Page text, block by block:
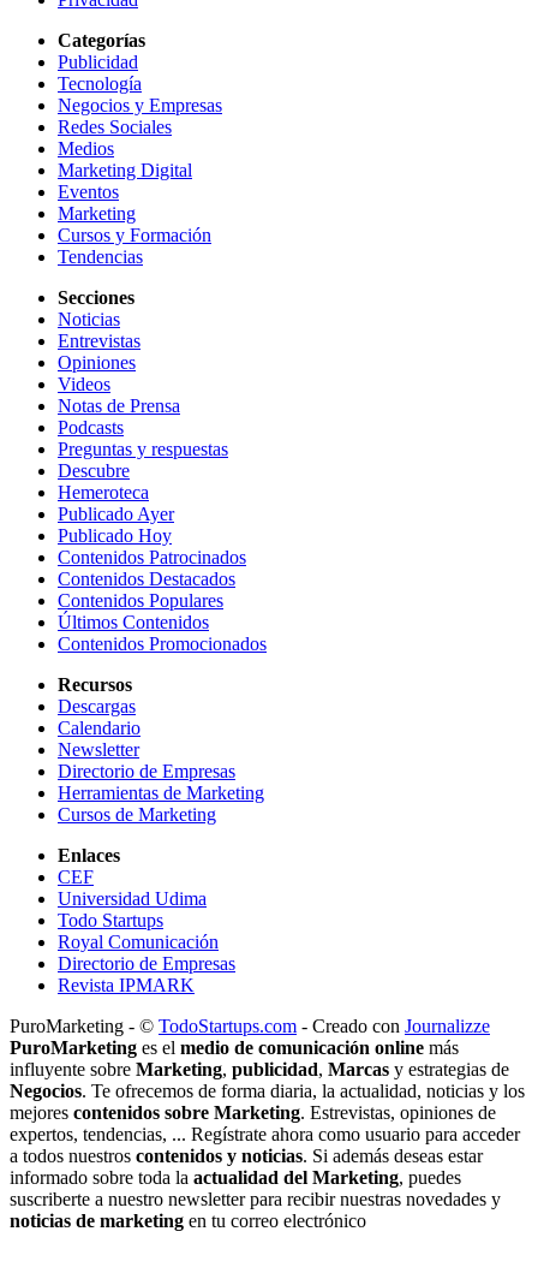
Categorías
Publicidad
Tecnología
Negocios y Empresas
Redes Sociales
Medios
Marketing Digital
Eventos
Marketing
Cursos y Formación
Tendencias
Secciones
Noticias
Entrevistas
Opiniones
Videos
Notas de Prensa
Podcasts
Preguntas y respuestas
Descubre
Hemeroteca
Publicado Ayer
Publicado Hoy
Contenidos Patrocinados
Contenidos Destacados
Contenidos Populares
Últimos Contenidos
Contenidos Promocionados
Recursos
Descargas
Calendario
Newsletter
Directorio de Empresas
Herramientas de Marketing
Cursos de Marketing
Enlaces
CEF
Universidad Udima
Todo Startups
Royal Comunicación
Directorio de Empresas
Revista IPMARK
PuroMarketing - © TodoStartups.com - Creado con Journalizze
PuroMarketing es el medio de comunicación online más
influyente sobre Marketing, publicidad, Marcas y estrategias de
Negocios. Te ofrecemos de forma diaria, la actualidad, noticias y los
mejores contenidos sobre Marketing. Estrevistas, opiniones de
expertos, tendencias, ... Regístrate ahora como usuario para acceder
a todos nuestros contenidos y noticias. Si además deseas estar
informado sobre toda la actualidad del Marketing, puedes
suscriberte a nuestro newsletter para recibir nuestras novedades y
noticias de marketing en tu correo electrónico